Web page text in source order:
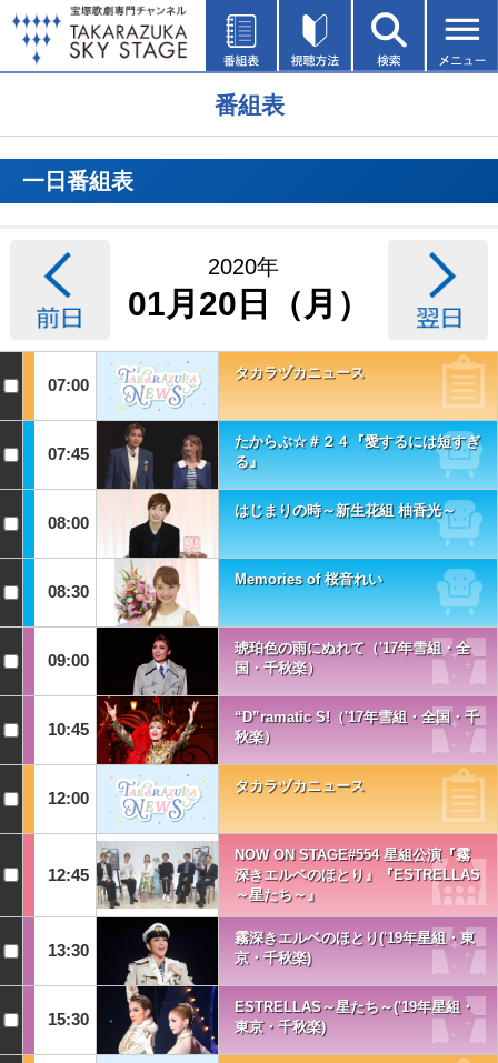
番組表
一日番組表
2020年
01月20日（月）
07:00
タカラヅカニュース
07:45
たからぶ☆＃２４『愛するには短すぎ
る』
08:00
はじまりの時～新生花組 柚香光～
08:30
Memories of 桜音れい
09:00
琥珀色の雨にぬれて（'17年雪組・全
国・千秋楽）
10:45
“D”ramatic S!（'17年雪組・全国・千
秋楽）
12:00
タカラヅカニュース
12:45
NOW ON STAGE#554 星組公演『霧
深きエルベのほとり』『ESTRELLAS
～星たち～』
13:30
霧深きエルベのほとり('19年星組・東
京・千秋楽)
15:30
ESTRELLAS～星たち～('19年星組・
東京・千秋楽)